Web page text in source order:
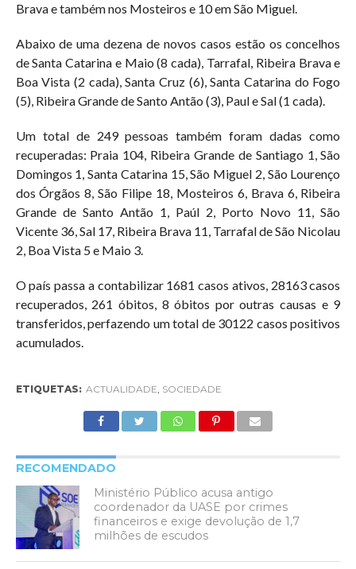
Brava e também nos Mosteiros e 10 em São Miguel.
Abaixo de uma dezena de novos casos estão os concelhos
de Santa Catarina e Maio (8 cada), Tarrafal, Ribeira Brava e
Boa Vista (2 cada), Santa Cruz (6), Santa Catarina do Fogo
(5), Ribeira Grande de Santo Antão (3), Paul e Sal (1 cada).
Um total de 249 pessoas também foram dadas como
recuperadas: Praia 104, Ribeira Grande de Santiago 1, São
Domingos 1, Santa Catarina 15, São Miguel 2, São Lourenço
dos Órgãos 8, São Filipe 18, Mosteiros 6, Brava 6, Ribeira
Grande de Santo Antão 1, Paúl 2, Porto Novo 11, São
Vicente 36, Sal 17, Ribeira Brava 11, Tarrafal de São Nicolau
2, Boa Vista 5 e Maio 3.
O país passa a contabilizar 1681 casos ativos, 28163 casos
recuperados, 261 óbitos, 8 óbitos por outras causas e 9
transferidos, perfazendo um total de 30122 casos positivos
acumulados.
ETIQUETAS: ACTUALIDADE, SOCIEDADE
RECOMENDADO
Ministério Público acusa antigo
coordenador da UASE por crimes
financeiros e exige devolução de 1,7
milhões de escudos